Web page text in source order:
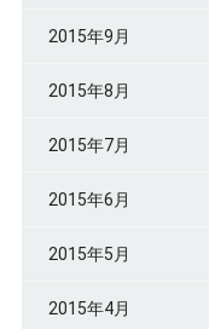
2015年9月
2015年8月
2015年7月
2015年6月
2015年5月
2015年4月